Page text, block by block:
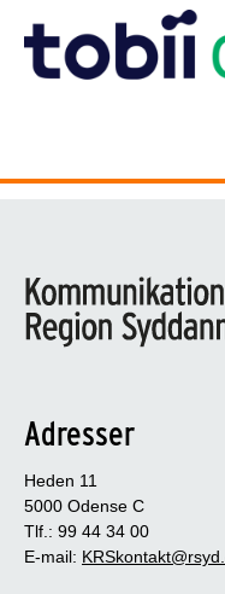
Adresser
Heden 11
5000 Odense C
Tlf.: 99 44 34 00
E-mail: